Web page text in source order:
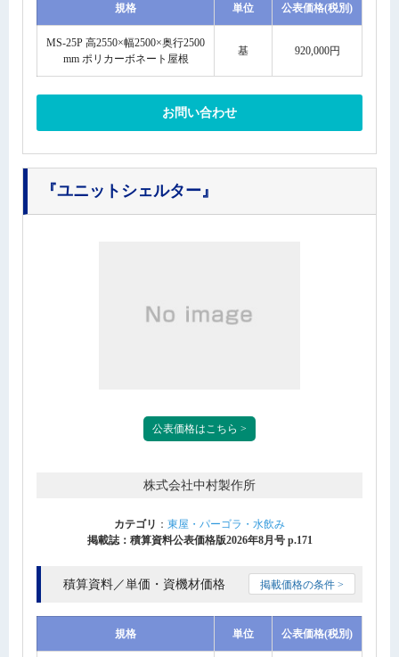
規格 単位 公表価格(税別)
MS-25P 高2550×幅2500×奥行2500
mm ポリカーボネート屋根
基 920,000円
お問い合わせ
『ユニットシェルター』
公表価格はこちら >
株式会社中村製作所
カテゴリ ： 東屋・パーゴラ・水飲み
掲載誌：積算資料公表価格版2026年8月号 p.171
積算資料／単価・資機材価格 掲載価格の条件 >
規格 単位 公表価格(税別)